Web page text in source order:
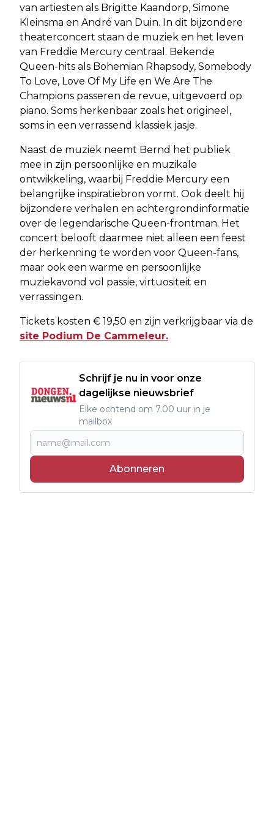
van artiesten als Brigitte Kaandorp, Simone
Kleinsma en André van Duin. In dit bijzondere
theaterconcert staan de muziek en het leven
van Freddie Mercury centraal. Bekende
Queen-hits als Bohemian Rhapsody, Somebody
To Love, Love Of My Life en We Are The
Champions passeren de revue, uitgevoerd op
piano. Soms herkenbaar zoals het origineel,
soms in een verrassend klassiek jasje.
Naast de muziek neemt Bernd het publiek
mee in zijn persoonlijke en muzikale
ontwikkeling, waarbij Freddie Mercury een
belangrijke inspiratiebron vormt. Ook deelt hij
bijzondere verhalen en achtergrondinformatie
over de legendarische Queen-frontman. Het
concert belooft daarmee niet alleen een feest
der herkenning te worden voor Queen-fans,
maar ook een warme en persoonlijke
muziekavond vol passie, virtuositeit en
verrassingen.
Tickets kosten € 19,50 en zijn verkrijgbaar via de
site Podium De Cammeleur.
Schrijf je nu in voor onze
dagelijkse nieuwsbrief
Elke ochtend om 7.00 uur in je
mailbox
Abonneren